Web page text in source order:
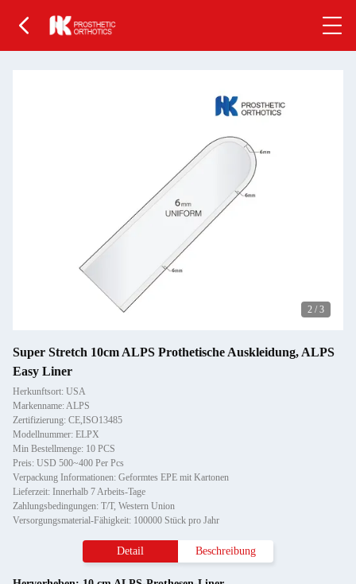
2 / 3
Super Stretch 10cm ALPS Prothetische Auskleidung, ALPS
Easy Liner
Herkunftsort: USA
Markenname: ALPS
Zertifizierung: CE,ISO13485
Modellnummer: ELPX
Min Bestellmenge: 10 PCS
Preis: USD 500~400 Per Pcs
Verpackung Informationen: Geformtes EPE mit Kartonen
Lieferzeit: Innerhalb 7 Arbeits-Tage
Zahlungsbedingungen: T/T, Western Union
Versorgungsmaterial-Fähigkeit: 100000 Stück pro Jahr
Detail Beschreibung